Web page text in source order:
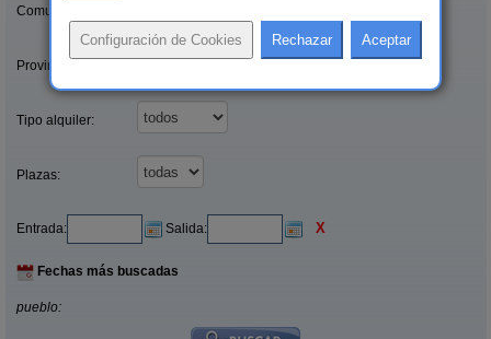
Comunidades:
Provincias/Islas:
Tipo alquiler:
Plazas:
Entrada: Salida: X
Fechas más buscadas
pueblo: